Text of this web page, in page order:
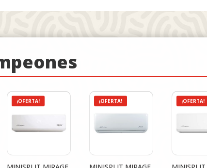
¡OFERTA! ¡OFERTA! ¡OFERTA!